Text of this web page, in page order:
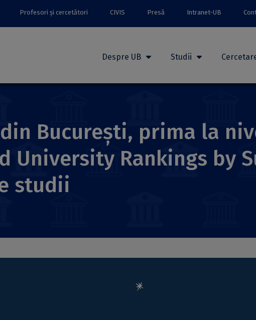
Profesori și cercetători CIVIS Presă Intranet-UB
Despre UB Studii
București, prima la
University Rankings by
studii